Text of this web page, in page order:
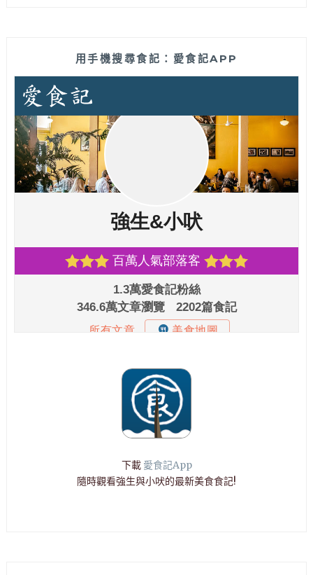
用手機搜尋食記：愛食記APP
下載 愛食記App
隨時觀看強生與小吠的最新美食食記!